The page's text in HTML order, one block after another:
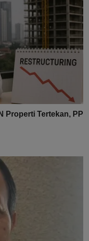
Properti Tertekan, PP